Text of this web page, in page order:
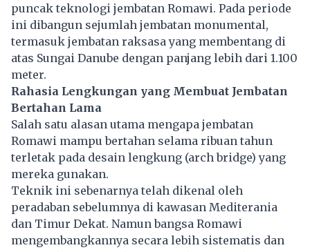
puncak teknologi jembatan Romawi. Pada periode
ini dibangun sejumlah jembatan monumental,
termasuk jembatan raksasa yang membentang di
atas Sungai Danube dengan panjang lebih dari 1.100
meter.
Rahasia Lengkungan yang Membuat Jembatan
Bertahan Lama
Salah satu alasan utama mengapa jembatan
Romawi mampu bertahan selama ribuan tahun
terletak pada desain lengkung (arch bridge) yang
mereka gunakan.
Teknik ini sebenarnya telah dikenal oleh
peradaban sebelumnya di kawasan Mediterania
dan Timur Dekat. Namun bangsa Romawi
mengembangkannya secara lebih sistematis dan